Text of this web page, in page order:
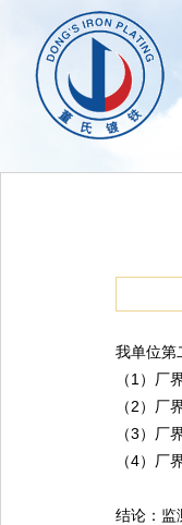
我单位第
（1）厂
（2）厂
（3）厂
（4）厂
结论：监